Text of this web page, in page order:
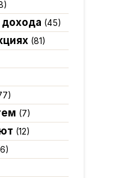
дохода (45)
(81)
(7)
(12)